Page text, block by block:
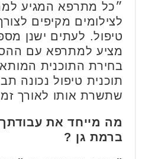
״כל מתרפא המגיע
לצילומים מקיפים
טיפול. לעתים ישנן
מציע למתרפא עם
בחירת התוכנית
תוכנית טיפול נכונה
שתשרת אותו לאורך
מה מייחד את עבודתך
ברמת גן ?